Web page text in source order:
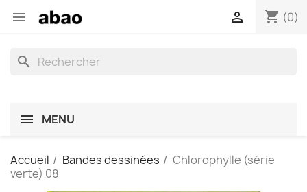
 shopping_cart (0)

search
MENU
Accueil Bandes dessinées
Chlorophylle (série
verte) 08